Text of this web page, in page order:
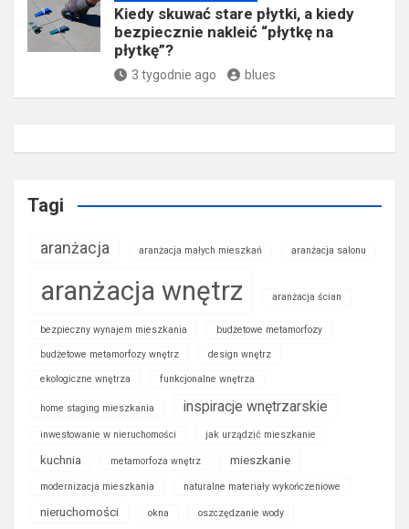
Kiedy skuwać stare płytki, a kiedy
bezpiecznie nakleić “płytkę na
płytkę”?
3 tygodnie ago blues
Tagi
aranżacja aranżacja małych mieszkań aranżacja salonu
aranżacja wnętrz aranżacja ścian
bezpieczny wynajem mieszkania budżetowe metamorfozy
budżetowe metamorfozy wnętrz design wnętrz
ekologiczne wnętrza funkcjonalne wnętrza
home staging mieszkania inspiracje wnętrzarskie
inwestowanie w nieruchomości jak urządzić mieszkanie
kuchnia metamorfoza wnętrz mieszkanie
modernizacja mieszkania naturalne materiały wykończeniowe
nieruchomości okna oszczędzanie wody